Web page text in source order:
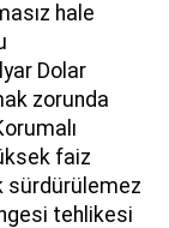
hale
Dolar
zorunda
faiz
sürdürülemez
tehlikesi